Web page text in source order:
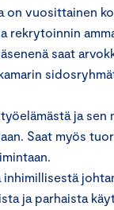
on vuosittainen
rekrytoinnin
saat
ja
Saat myös
ja parhaista